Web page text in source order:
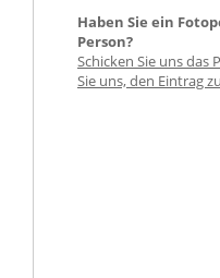
Haben Sie ein
Person?
Schicken Sie uns das
Sie uns, den Eintrag